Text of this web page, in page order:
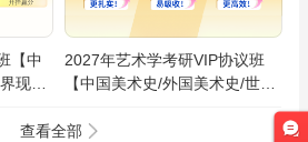
【中
现代
论/艺
2027年艺术学考研VIP协议班
【中国美术史/外国美术史/世界
术设计概论/艺术概论/艺术学概
查看全部